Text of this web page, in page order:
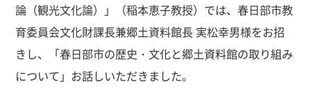
論（観光文化論）」（稲本恵子教授）では、春日部市教
育委員会文化財課長兼郷土資料館長 実松幸男様をお招
きし、「春日部市の歴史・文化と郷土資料館の取り組み
について」お話しいただきました。